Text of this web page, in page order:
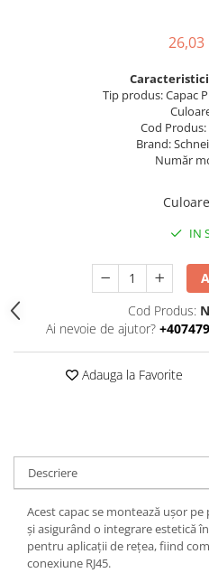
Cofrete, dulapuri și doze
Cofrete de plastic și accesorii
Coftere metalice și accesorii
Iluminat de Siguranță
Lumini exterioare
Lămpi și componente
Montaj pe acoperis
Electric
Piese de adaptare
26,03
Tip produs: Capac
Cod Produs:
Brand:
Număr
Culoare
IN
Cod Produs:
Ai nevoie de ajutor?
Adauga la Favorite
Descriere
Acest capac se montează ușor
și asigurând o integrare estetică
pentru aplicații de rețea, fiind
conexiune RJ45.